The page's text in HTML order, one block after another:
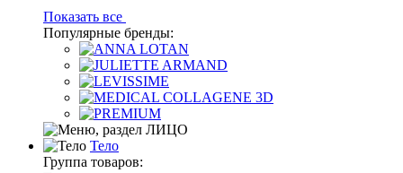
Показать все
Популярные бренды:
Тело
Группа товаров: